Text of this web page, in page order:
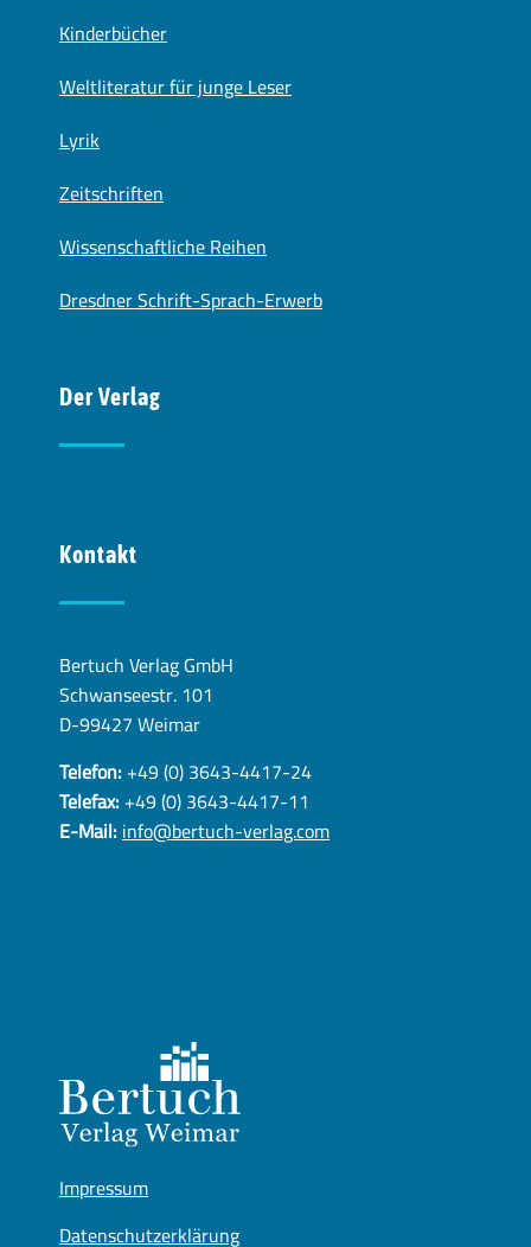
Kinderbücher
Weltliteratur für junge Leser
Lyrik
Zeitschriften
Wissenschaftliche Reihen
Dresdner Schrift-Sprach-Erwerb
Der Verlag
Kontakt
Bertuch Verlag GmbH
Schwanseestr. 101
D-99427 Weimar
Telefon:+49 (0) 3643-4417-24
Telefax:+49 (0) 3643-4417-11
E-Mail:info@bertuch-verlag.com
Impressum
Datenschutzerklärung